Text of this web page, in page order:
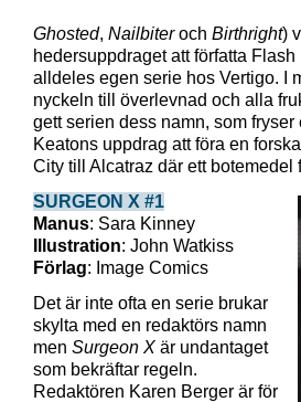
Ghosted, Nailbiteroch Birthright)
hedersuppdraget att författa
alldeles egen serie hos Vertigo. I
nyckeln till överlevnad och alla
gett serien dess namn, som
Keatons uppdrag att föra en
City till Alcatraz där ett botemedel
SURGEON X #1
Manus: Sara Kinney
Illustration: John Watkiss
Förlag: Image Comics
Det är inte ofta en serie brukar
skylta med en redaktörs namn
men Surgeon X är undantaget
som bekräftar regeln.
Redaktören Karen Berger är för